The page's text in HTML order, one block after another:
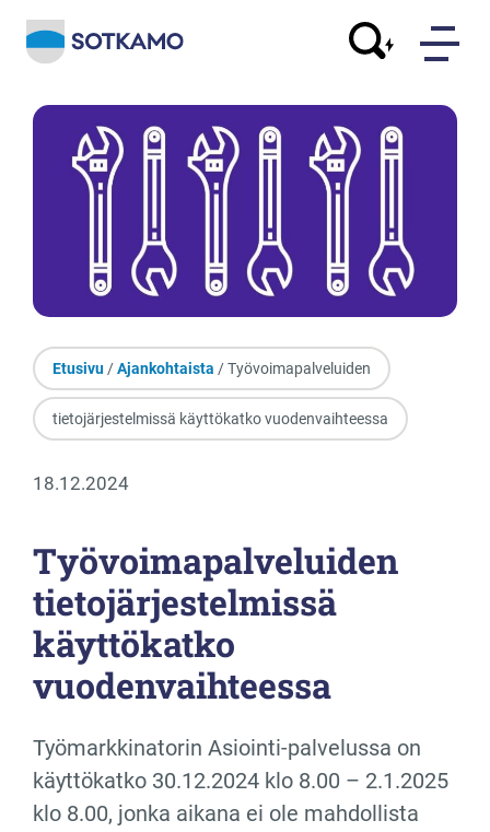
Etusivu /Ajankohtaista / Työvoimapalveluiden
tietojärjestelmissä käyttökatko vuodenvaihteessa
18.12.2024
Työvoimapalveluiden
tietojärjestelmissä
käyttökatko
vuodenvaihteessa
Työmarkkinatorin Asiointi-palvelussa on
käyttökatko 30.12.2024 klo 8.00 – 2.1.2025
klo 8.00, jonka aikana ei ole mahdollista